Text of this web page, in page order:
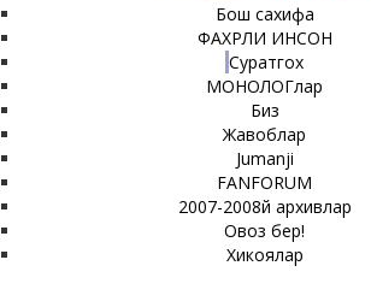
Бош сахифа
ФАХРЛИ ИНСОН
Суратгох
МОНОЛОГлар
Биз
Жавоблар
Jumanji
FANFORUM
2007-2008й архивлар
Овоз бер!
Хикоялар